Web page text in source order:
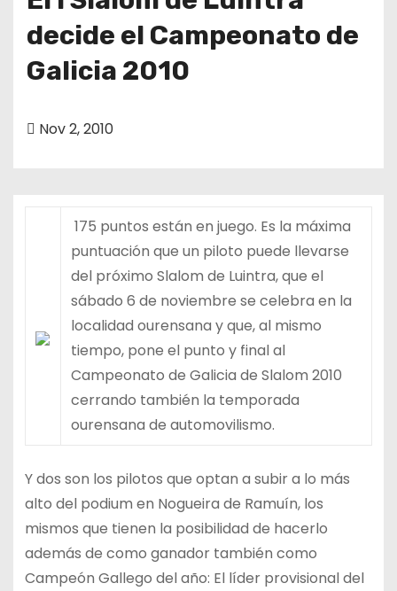
decide el Campeonato de
Galicia 2010
Nov 2, 2010
175 puntos están en juego. Es la máxima
puntuación que un piloto puede llevarse
del próximo Slalom de Luintra, que el
sábado 6 de noviembre se celebra en la
localidad ourensana y que, al mismo
tiempo, pone el punto y final al
Campeonato de Galicia de Slalom 2010
cerrando también la temporada
ourensana de automovilismo.
Y dos son los pilotos que optan a subir a lo más
alto del podium en Nogueira de Ramuín, los
mismos que tienen la posibilidad de hacerlo
además de como ganador también como
Campeón Gallego del año: El líder provisional del